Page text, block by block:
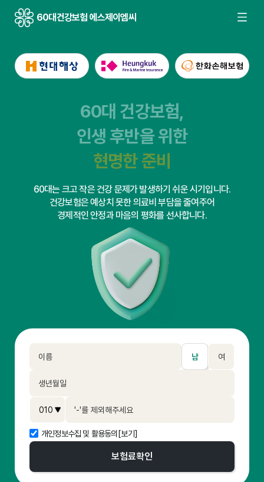
60대건강보험 에스제이엠씨
필수적인 동반자
현명한 준비
필수적인 동반자
60대 건강보험,
인생 후반을 위한
현명한 준비
60대는 크고 작은 건강 문제가 발생하기 쉬운 시기입니다.
건강보험은 예상치 못한 의료비 부담을 줄여주어
경제적인 안정과 마음의 평화를 선사합니다.
남 여
개인정보수집 및 활용동의[보기]
보험료확인